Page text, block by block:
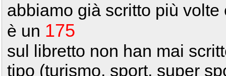
abbiamo già scritto più volte
è un 175
sul libretto non han mai
tipo (turismo, sport, super